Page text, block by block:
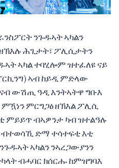
ንጉዱኣት ኣካልን
ሕጊታት፣ ፖሊሲታትን
ኣካል ተባሂሎም ዝተፈለዩ ናይ
ኣብ ከይዲ ምድላው
ውሽጢ ዓዲ እንትኣትዋ ግቡእ
ምርግጋፅ ዘኽእል ፖሊሲ
ምይይጥ ብኣዎንታ ካብ ዝተልዓሉ
ብተወሳኺ ድማ ተሳተፍቲ እቲ
ኣካልን ንኣረጋውያንን
ብሓባር ክሰርሑ ከምዝግባእ